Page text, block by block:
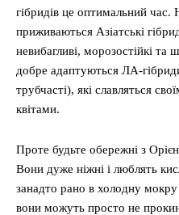
гібридів це оптимальний час.
приживаються Азіатські
невибагливі, морозостійкі та
добре адаптуються ЛА-
трубчасті), які славляться
квітами.
Проте будьте обережні з
Вони дуже ніжні і люблять
занадто рано в холодну
вони можуть просто не